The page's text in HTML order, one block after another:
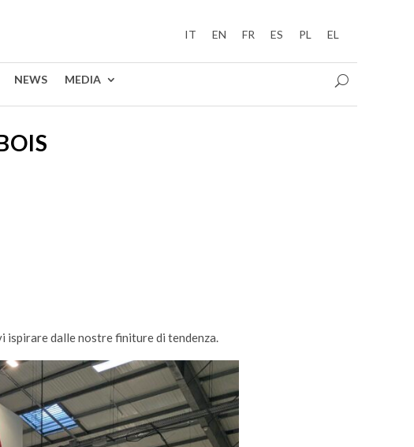
IT EN FR ES PL EL
NEWS MEDIA
ispirare dalle nostre finiture di tendenza.